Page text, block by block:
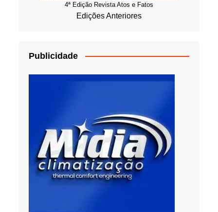
4ª Edição Revista Atos e Fatos
Edições Anteriores
Publicidade